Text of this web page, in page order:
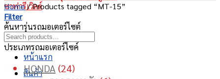
หน้าแรก
สินค้า
Home/Products tagged “MT-15”
Filter
ค้นหารุ่นรถมอเตอร์ไซต์
ประเภทรถมอเตอร์ไซค์
HONDA 2424